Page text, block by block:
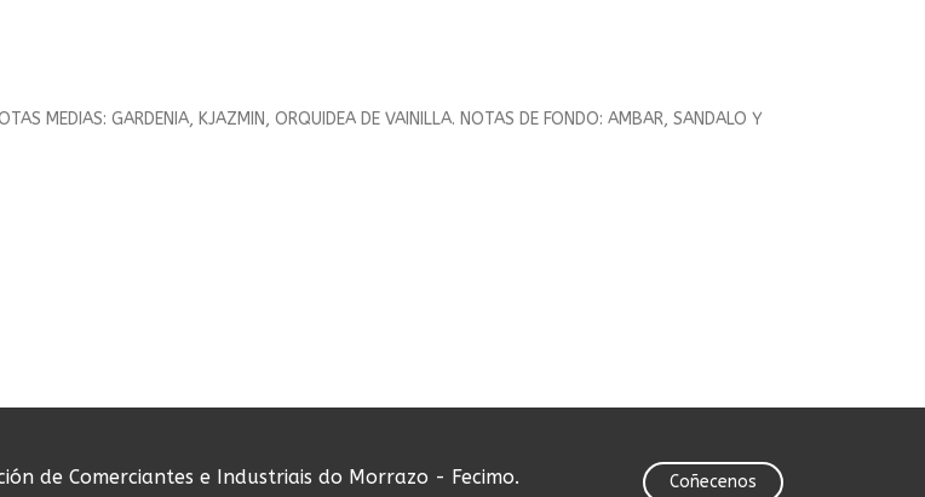
MEDIAS: GARDENIA, KJAZMIN, ORQUIDEA DE VAINILLA. NOTAS DE FONDO: AMBAR, SANDALO Y
de Comerciantes e Industriais do Morrazo - Fecimo. Coñecenos